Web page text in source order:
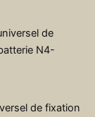
de fixation